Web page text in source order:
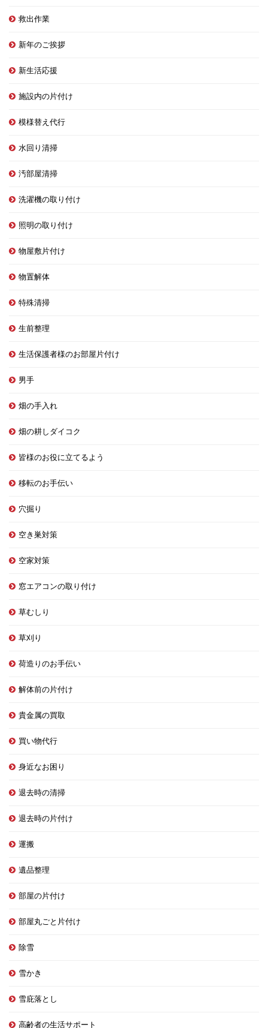
救出作業
新年のご挨拶
新生活応援
施設内の片付け
模様替え代行
水回り清掃
汚部屋清掃
洗濯機の取り付け
照明の取り付け
物屋敷片付け
物置解体
特殊清掃
生前整理
生活保護者様のお部屋片付け
男手
畑の手入れ
畑の耕しダイコク
皆様のお役に立てるよう
移転のお手伝い
穴掘り
空き巣対策
空家対策
窓エアコンの取り付け
草むしり
草刈り
荷造りのお手伝い
解体前の片付け
貴金属の買取
買い物代行
身近なお困り
退去時の清掃
退去時の片付け
運搬
遺品整理
部屋の片付け
部屋丸ごと片付け
除雪
雪かき
雪庇落とし
高齢者の生活サポート